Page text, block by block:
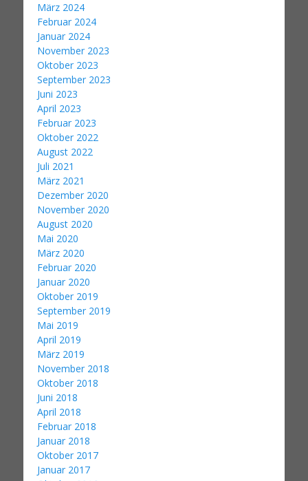
März 2024
Februar 2024
Januar 2024
November 2023
Oktober 2023
September 2023
Juni 2023
April 2023
Februar 2023
Oktober 2022
August 2022
Juli 2021
März 2021
Dezember 2020
November 2020
August 2020
Mai 2020
März 2020
Februar 2020
Januar 2020
Oktober 2019
September 2019
Mai 2019
April 2019
März 2019
November 2018
Oktober 2018
Juni 2018
April 2018
Februar 2018
Januar 2018
Oktober 2017
Januar 2017